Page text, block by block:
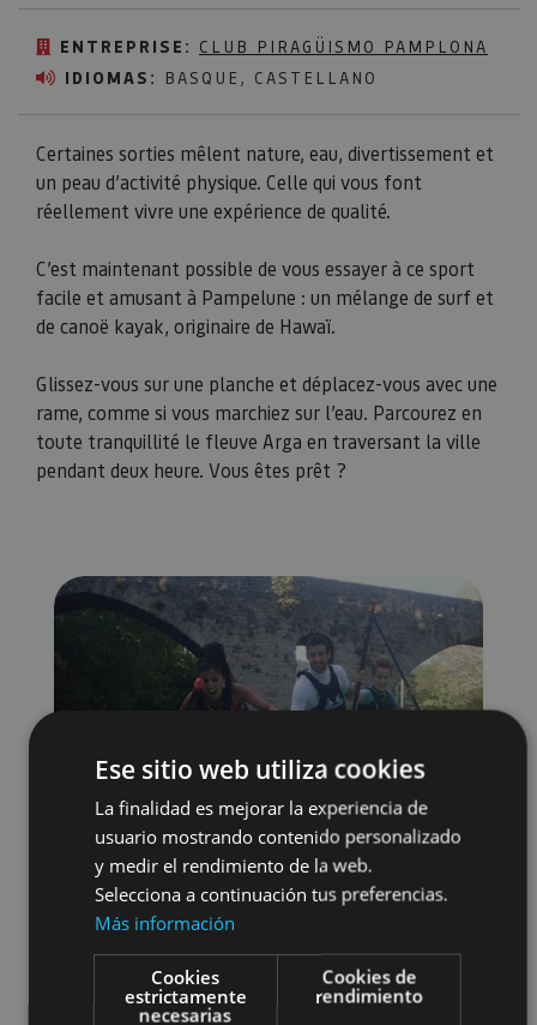
ENTREPRISE: CLUB PIRAGÜISMO PAMPLONA
IDIOMAS: BASQUE, CASTELLANO
Certaines sorties mêlent nature, eau, divertissement et
un peau d’activité physique. Celle qui vous font
réellement vivre une expérience de qualité.
C’est maintenant possible de vous essayer à ce sport
facile et amusant à Pampelune : un mélange de surf et
de canoë kayak, originaire de Hawaï.
Glissez-vous sur une planche et déplacez-vous avec une
rame, comme si vous marchiez sur l’eau. Parcourez en
toute tranquillité le fleuve Arga en traversant la ville
pendant deux heure. Vous êtes prêt ?
Ese sitio web utiliza cookies
La finalidad es mejorar la experiencia de
usuario mostrando contenido personalizado
y medir el rendimiento de la web.
Selecciona a continuación tus preferencias.
Más información
Cookies
estrictamente
necesarias
Cookies de
rendimiento